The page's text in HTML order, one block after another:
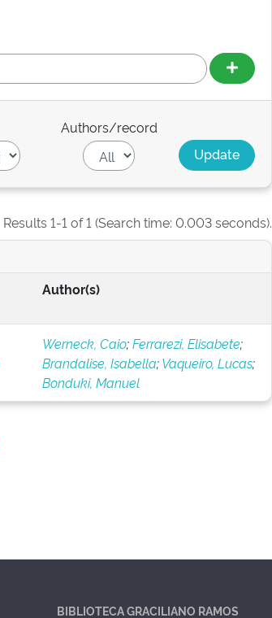
Authors/record
Results 1-1 of 1 (Search time: 0.003 seconds).
Author(s)
Werneck, Caio;Ferrarezi, Elisabete;
Brandalise, Isabella;Vaqueiro, Lucas;
Bonduki, Manuel
BIBLIOTECA GRACILIANO RAMOS